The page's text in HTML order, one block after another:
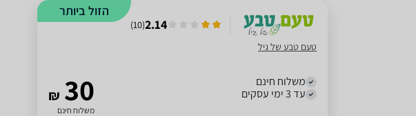
הזול ביותר
2.14
(
10
)
טעם טבע של גיל
משלוח חינם
עד 3 ימי עסקים
₪ 30
משלוח חינם